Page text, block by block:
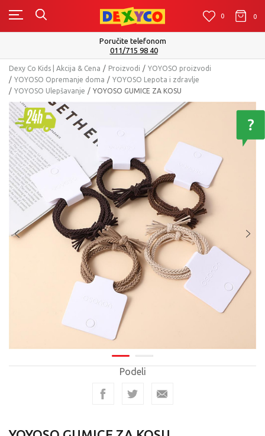
0 0 0
Poručite telefonom
011/715 98 40
Dexy Co Kids | Akcija & Cena Proizvodi
YOYOSO proizvodi
YOYOSO Opremanje doma
YOYOSO Lepota i zdravlje
YOYOSO Ulepšavanje
YOYOSO GUMICE ZA KOSU
Podeli